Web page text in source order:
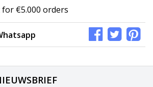
€5.000 orders